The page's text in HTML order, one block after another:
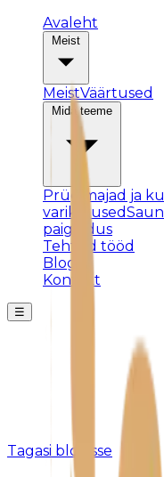
Avaleht
MeistVäärtused
Prügimajad ja
varikatused
paigaldus
Tehtud tööd
Blogi
Kontakt
☰
Posti ei
Kahjuks pole sellist
Tagasi blogisse